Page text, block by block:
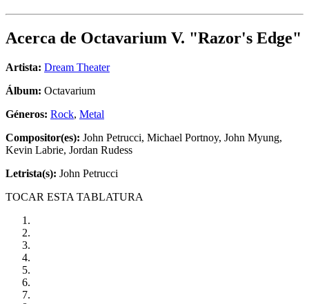
Acerca de Octavarium V. "Razor's Edge"
Artista: Dream Theater
Álbum: Octavarium
Géneros: Rock, Metal
Compositor(es): John Petrucci, Michael Portnoy, John Myung,
Kevin Labrie, Jordan Rudess
Letrista(s): John Petrucci
TOCAR ESTA TABLATURA